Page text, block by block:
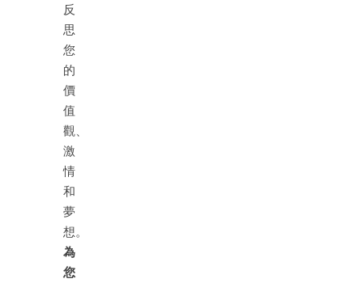
反
思
您
的
價
值
觀、
激
情
和
夢
想。
為
您